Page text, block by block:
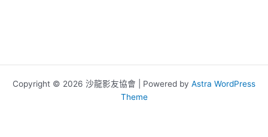
Copyright © 2026 沙龍影友協會 | Powered by Astra WordPress
Theme